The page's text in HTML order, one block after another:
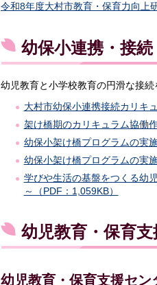
令和8年度大村市教育・保育力向上
幼保小連携・接続
幼児教育と小学校教育の円滑な接続
大村市幼保小連携接続カリキ
架け橋期のカリキュラム協働
幼保小架け橋プログラムの実
幼保小架け橋プログラムの実
学びや生活の基盤をつくる幼
～（PDF：1,059KB）
幼児教育・保育
幼児教育・保育支援セン